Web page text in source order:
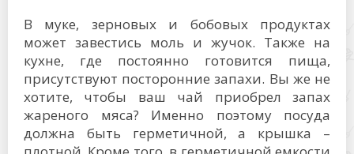
В муке, зерновых и бобовых продуктах
может завестись моль и жучок. Также на
кухне, где постоянно готовится пища,
присутствуют посторонние запахи. Вы же не
хотите, чтобы ваш чай приобрел запах
жареного мяса? Именно поэтому посуда
должна быть герметичной, а крышка –